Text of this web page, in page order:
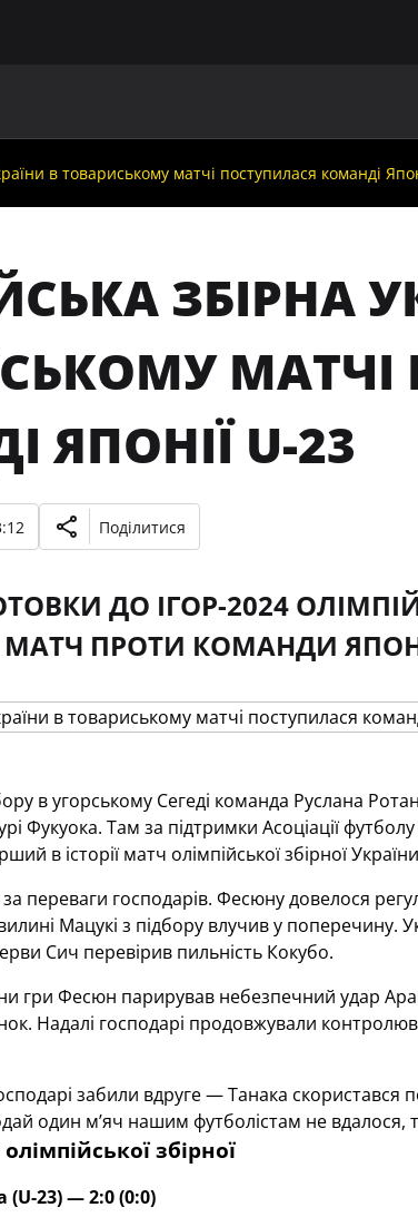
в товариському матчі поступилася команді
ЗБІРНА
МАТЧІ
ЯПОНІЇ U-23
Поділитися
ДО ІГОР-2024
ПРОТИ КОМАНДИ
в угорському Сегеді команда Руслана
Фукуока. Там за підтримки Асоціації
в історії матч олімпійської збірної
переваги господарів. Фесюну довелося
Мацукі з підбору влучив у поперечину.
Сич перевірив пильність Кокубо.
гри Фесюн парирував небезпечний удар
Надалі господарі продовжували
забили вдруге — Танака скористався
один м’яч нашим футболістам не
збірної
(U-23) — 2:0 (0:0)